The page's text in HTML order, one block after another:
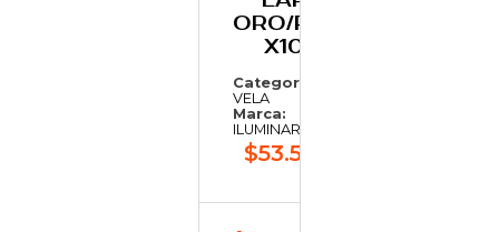
ORO/PLATA
X100U
Categoría:
VELA
Marca:
ILUMINARTE
$53.588,92